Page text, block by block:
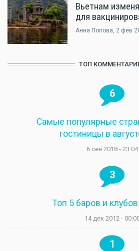
Вьетнам
для
Анна Попова, 2 фев
ТОП
6
Самые популярные
гостиницы в
6 сен 2018 - 23:04
3
Топ 5 баров и
14 дек 2012 -
1